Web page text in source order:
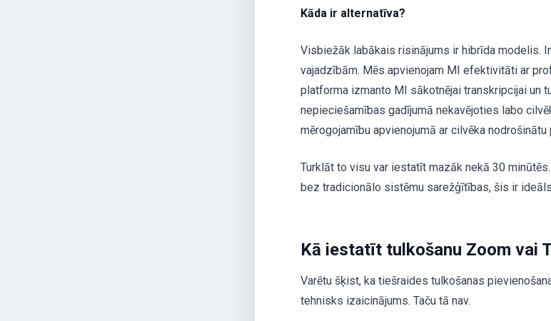
Kāda ir alternatīva?
Visbiežāk labākais risinājums ir hibrīda modelis.
vajadzībām. Mēs apvienojam MI efektivitāti ar
platforma izmanto MI sākotnējai transkripcijai un
nepieciešamības gadījumā nekavējoties labo
mērogojamību apvienojumā ar cilvēka
Turklāt to visu var iestatīt mazāk nekā 30
bez tradicionālo sistēmu sarežģītības, šis ir
Kā iestatīt tulkošanu Zoom vai
Varētu šķist, ka tiešraides tulkošanas
tehnisks izaicinājums. Taču tā nav.